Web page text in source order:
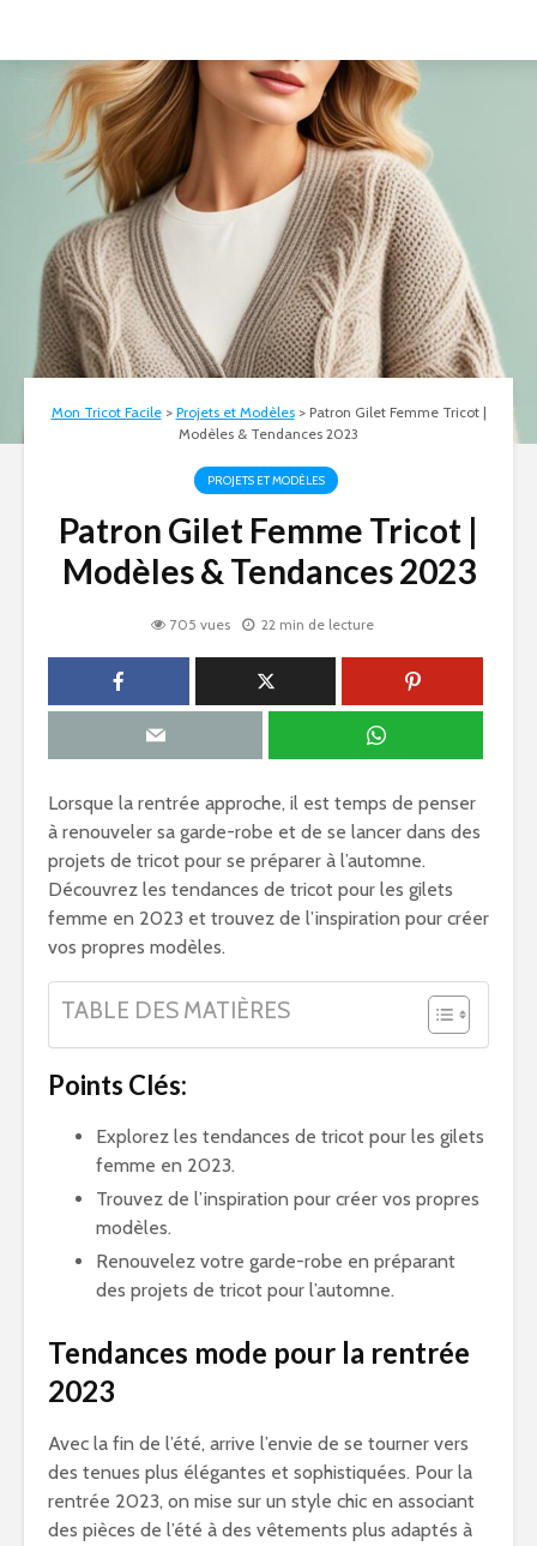
Mon Tricot Facile> Projets et Modèles> Patron Gilet Femme Tricot |
Modèles & Tendances 2023
PROJETS ET MODÈLES
Patron Gilet Femme Tricot |
Modèles & Tendances 2023
705 vues 22 min de lecture
Lorsque la rentrée approche, il est temps de penser
à renouveler sa garde-robe et de se lancer dans des
projets de tricot pour se préparer à l’automne.
Découvrez les tendances de tricot pour les gilets
femme en 2023 et trouvez de l’inspiration pour créer
vos propres modèles.
TABLE DES MATIÈRES
Points Clés:
Explorez les tendances de tricot pour les gilets
femme en 2023.
Trouvez de l’inspiration pour créer vos propres
modèles.
Renouvelez votre garde-robe en préparant
des projets de tricot pour l’automne.
Tendances mode pour la rentrée
2023
Avec la fin de l’été, arrive l’envie de se tourner vers
des tenues plus élégantes et sophistiquées. Pour la
rentrée 2023, on mise sur un style chic en associant
des pièces de l’été à des vêtements plus adaptés à